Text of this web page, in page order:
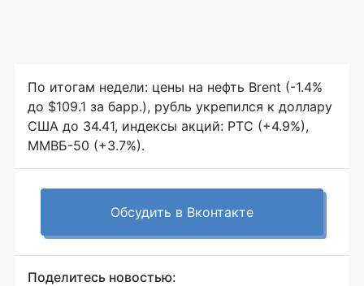
По итогам недели: цены на нефть Brent (-1.4%
до $109.1 за барр.), рубль укрепился к доллару
США до 34.41, индексы акций: РТС (+4.9%),
ММВБ-50 (+3.7%).
Обсудить в Вконтакте
Поделитесь новостью: